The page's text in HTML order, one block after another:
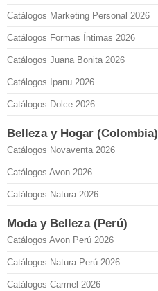
Catálogos Marketing Personal 2026
Catálogos Formas Íntimas 2026
Catálogos Juana Bonita 2026
Catálogos Ipanu 2026
Catálogos Dolce 2026
Belleza y Hogar (Colombia)
Catálogos Novaventa 2026
Catálogos Avon 2026
Catálogos Natura 2026
Moda y Belleza (Perú)
Catálogos Avon Perú 2026
Catálogos Natura Perú 2026
Catálogos Carmel 2026